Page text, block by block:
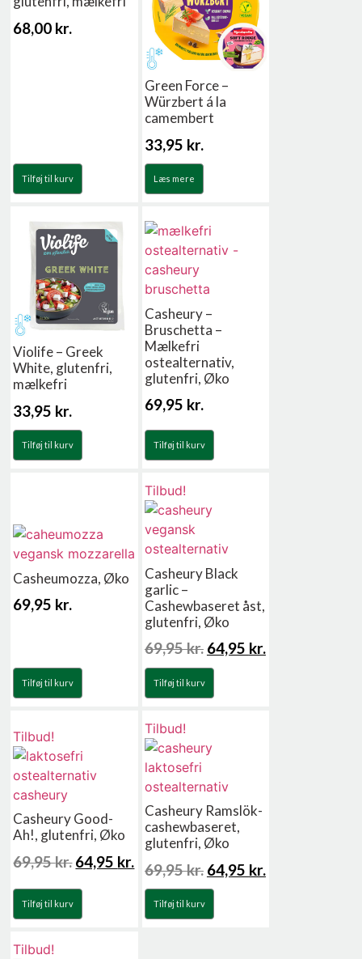
68,00 kr.
Tilføj til kurv
Green Force –
Würzbert á la
camembert
33,95 kr.
Læs mere
Violife – Greek
White, glutenfri,
mælkefri
33,95 kr.
Tilføj til kurv
Casheury –
Bruschetta –
Mælkefri
ostealternativ,
glutenfri, Øko
69,95 kr.
Tilføj til kurv
Casheumozza, Øko
69,95 kr.
Tilføj til kurv
Tilbud!
Casheury Black
garlic –
Cashewbaseret åst,
glutenfri, Øko
69,95kr. 64,95 kr.
Tilføj til kurv
Tilbud!
Casheury Good-
Ah!, glutenfri, Øko
69,95kr.64,95 kr.
Tilføj til kurv
Tilbud!
Casheury Ramslök-
cashewbaseret,
glutenfri, Øko
69,95kr. 64,95 kr.
Tilføj til kurv
Tilbud!